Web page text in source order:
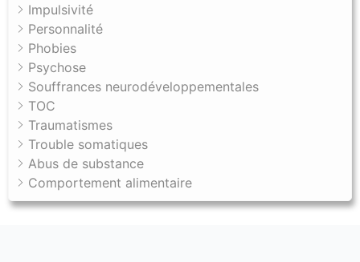
Impulsivité
Personnalité
Phobies
Psychose
Souffrances neurodéveloppementales
TOC
Traumatismes
Trouble somatiques
Abus de substance
Comportement alimentaire